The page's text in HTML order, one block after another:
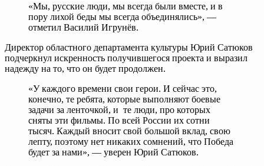
«Мы, русские люди, мы всегда были вместе, и в
пору лихой беды мы всегда объединялись», —
отметил Василий Игрунёв.
Директор областного департамента культуры Юрий Сатюков
подчеркнул искренность получившегося проекта и выразил
надежду на то, что он будет продолжен.
«У каждого времени свои герои. И сейчас это,
конечно, те ребята, которые выполняют боевые
задачи за ленточкой, и те люди, про которых
сняты эти фильмы. По всей России их сотни
тысяч. Каждый вносит свой большой вклад, свою
лепту, поэтому нет никаких сомнений, что Победа
будет за нами», — уверен Юрий Сатюков.